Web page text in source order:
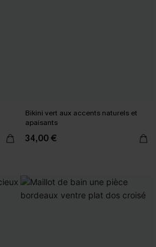
Bikini vert aux accents naturels et
apaisants
34,00 €